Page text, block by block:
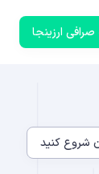
ارزینجا
شروع کنید